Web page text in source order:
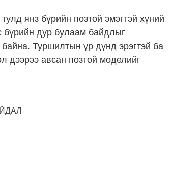
янз бүрийн позтой эмэгтэй хүний
бүрийн дур булаам байдлыг
Туршилтын үр дүнд эрэгтэй ба
дээрээ авсан позтой моделийг